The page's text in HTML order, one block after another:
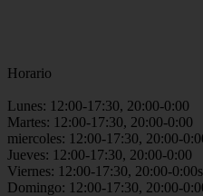
Horario
Lunes: 12:00-17:30, 20:00-0:00
Martes: 12:00-17:30, 20:00-0:00
miercoles: 12:00-17:30, 20:00-
Jueves: 12:00-17:30, 20:00-0:00
Viernes: 12:00-17:30, 20:00-
Domingo: 12:00-17:30, 20:00-